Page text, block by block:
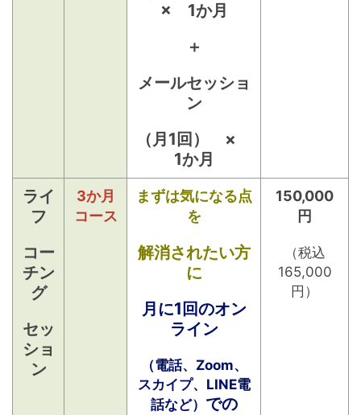
× 1か月
＋
メールセッショ
ン
（月1回） ×
1か月
ライ
フ
コー
チン
グ
セッ
ショ
ン
3か月
コース
まずは気になる点
を
解消されたい方
に
月に1回のオン
ライン
（電話、Zoom、
スカイプ、LINE電
話など） での
150,000
円
（税込
165,000
円）